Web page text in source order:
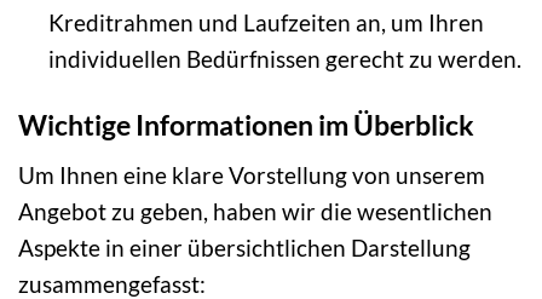
Kreditrahmen und Laufzeiten an, um Ihren
individuellen Bedürfnissen gerecht zu werden.
Wichtige Informationen im Überblick
Um Ihnen eine klare Vorstellung von unserem
Angebot zu geben, haben wir die wesentlichen
Aspekte in einer übersichtlichen Darstellung
zusammengefasst: